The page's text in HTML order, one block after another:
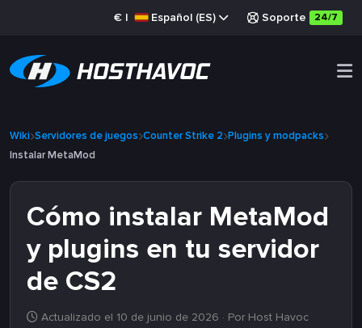
€ | Español (ES) Soporte 24/7
Wiki Servidores de juegos Counter Strike 2 Plugins y modpacks
Instalar MetaMod
Cómo instalar MetaMod
y plugins en tu servidor
de CS2
Actualizado el 10 de junio de 2026 · Por Host Havoc